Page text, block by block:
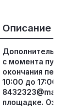
Описание
с момента
окончания
10:00 до 17:00
площадке.